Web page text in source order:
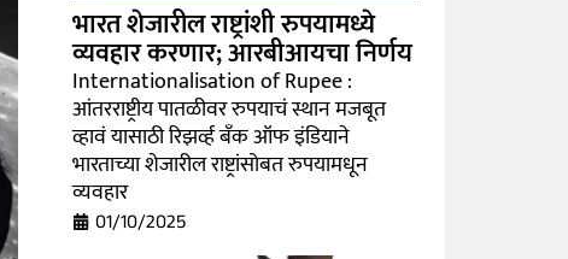
भारत शेजारील राष्ट्रांशी रुपयामध्ये
व्यवहार करणार; आरबीआयचा निर्णय
Internationalisation of Rupee :
आंतरराष्ट्रीय पातळीवर रुपयाचं स्थान मजबूत
व्हावं यासाठी रिझर्व्ह बँक ऑफ इंडियाने
भारताच्या शेजारील राष्ट्रांसोबत रुपयामधून
व्यवहार
01/10/2025